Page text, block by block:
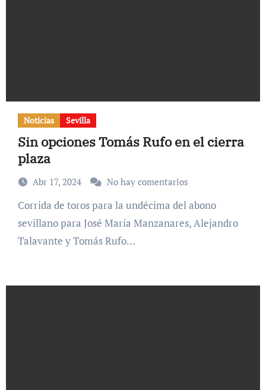
Noticias Sevilla
Sin opciones Tomás Rufo en el cierra
plaza
Abr 17, 2024 No hay comentarios
Corrida de toros para la undécima del abono
sevillano para José María Manzanares, Alejandro
Talavante y Tomás Rufo…